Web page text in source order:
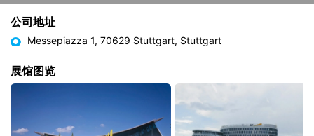
公司地址
Messepiazza 1, 70629 Stuttgart, Stuttgart
展馆图览